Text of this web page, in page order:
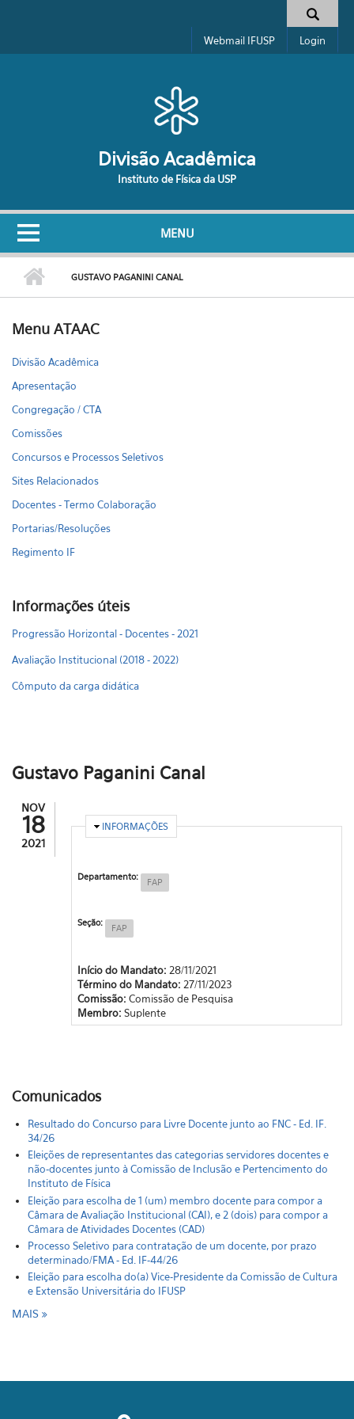
Formulário de busca
Webmail IFUSP Login
Divisão Acadêmica
Instituto de Física da USP
MENU
GUSTAVO PAGANINI CANAL
Menu ATAAC
Divisão Acadêmica
Apresentação
Congregação / CTA
Comissões
Concursos e Processos Seletivos
Sites Relacionados
Docentes - Termo Colaboração
Portarias/Resoluções
Regimento IF
Informações úteis
Progressão Horizontal - Docentes - 2021
Avaliação Institucional (2018 - 2022)
Cômputo da carga didática
Gustavo Paganini Canal
NOV
18
2021
OCULTAR
INFORMAÇÕES
Departamento: FAP
Seção: FAP
Início do Mandato: 28/11/2021
Término do Mandato: 27/11/2023
Comissão: Comissão de Pesquisa
Membro: Suplente
Comunicados
Resultado do Concurso para Livre Docente junto ao FNC - Ed. IF.
34/26
Eleições de representantes das categorias servidores docentes e
não-docentes junto à Comissão de Inclusão e Pertencimento do
Instituto de Física
Eleição para escolha de 1 (um) membro docente para compor a
Câmara de Avaliação Institucional (CAI), e 2 (dois) para compor a
Câmara de Atividades Docentes (CAD)
Processo Seletivo para contratação de um docente, por prazo
determinado/FMA - Ed. IF-44/26
Eleição para escolha do(a) Vice-Presidente da Comissão de Cultura
e Extensão Universitária do IFUSP
MAIS